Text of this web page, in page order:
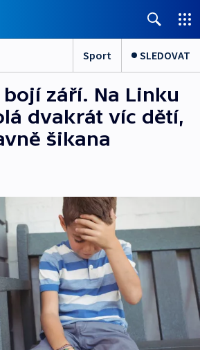
Sport SLEDOVAT
září. Na Linku
dvakrát víc dětí,
šikana